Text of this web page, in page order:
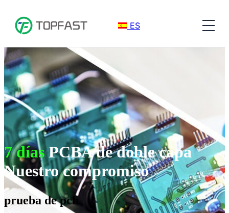
ES
7 díasPCBA de doble capa
Nuestro compromiso
prueba de pcb